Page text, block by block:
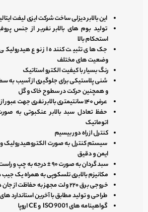
این بالابر دیزلی ساخت شرکت ایزی لیفت
تولید بوم های بالابر نفربر از جنس
استحکام بالا
جک های تثبیت کننده از نوع هیدرولیکی
وضعیت های مختلف
رنگ بسیار با کیفیت الکترو استاتیک
شنی پلاستیکی برای جلوگیری از آسیب
و همچنین حرکت در سطوح خاک و گل
عرض ۱۴۰ سانتیمتری بالابر نفری جهت عبور از درها و راهروها
حفظ تعادل سبد بالابر عنکبوتی به
اتوماتیک
کنترل از راه دور بیسیم
سیستم کنترل به صورت الکتروهیدرولیک و
ایمن و دقیق
سبد گردان به صورت ۹۰ ± درجه به چپ و راست
مکانیزم بالابری تلسکوپی به همراه یک جیب
خروجی برق ۲۲۰ ولت مجهز به حفاظت از جان در داخل سبد
طراحی و تولید مطابق با آخرین استاندارد های BSEN:280 اروپا
گواهینامه های ISO 9001 و CE اروپا